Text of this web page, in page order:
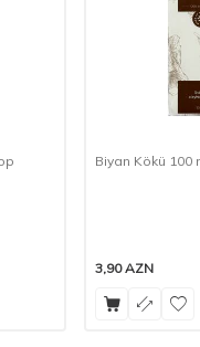
Biyan Kökü 100
3,90AZN